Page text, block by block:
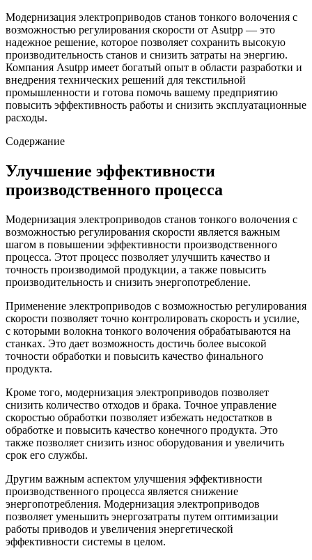
Модернизация электроприводов станов тонкого волочения с
возможностью регулирования скорости от Asutpp — это
надежное решение, которое позволяет сохранить высокую
производительность станов и снизить затраты на энергию.
Компания Asutpp имеет богатый опыт в области разработки и
внедрения технических решений для текстильной
промышленности и готова помочь вашему предприятию
повысить эффективность работы и снизить эксплуатационные
расходы.
Содержание
Улучшение эффективности
производственного процесса
Модернизация электроприводов станов тонкого волочения с
возможностью регулирования скорости является важным
шагом в повышении эффективности производственного
процесса. Этот процесс позволяет улучшить качество и
точность производимой продукции, а также повысить
производительность и снизить энергопотребление.
Применение электроприводов с возможностью регулирования
скорости позволяет точно контролировать скорость и усилие,
с которыми волокна тонкого волочения обрабатываются на
станках. Это дает возможность достичь более высокой
точности обработки и повысить качество финального
продукта.
Кроме того, модернизация электроприводов позволяет
снизить количество отходов и брака. Точное управление
скоростью обработки позволяет избежать недостатков в
обработке и повысить качество конечного продукта. Это
также позволяет снизить износ оборудования и увеличить
срок его службы.
Другим важным аспектом улучшения эффективности
производственного процесса является снижение
энергопотребления. Модернизация электроприводов
позволяет уменьшить энергозатраты путем оптимизации
работы приводов и увеличения энергетической
эффективности системы в целом.